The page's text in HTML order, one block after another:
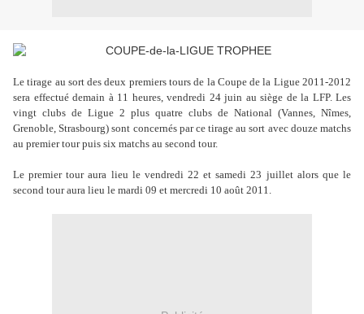
Le tirage au sort des deux premiers tours de la Coupe de la Ligue 2011-2012
sera effectué demain à 11 heures, vendredi 24 juin au siège de la LFP. Les
vingt clubs de Ligue 2 plus quatre clubs de National (Vannes, Nîmes,
Grenoble, Strasbourg) sont concernés par ce tirage au sort avec douze matchs
au premier tour puis six matchs au second tour.
Le premier tour aura lieu le vendredi 22 et samedi 23 juillet alors que le
second tour aura lieu le mardi 09 et mercredi 10 août 2011.